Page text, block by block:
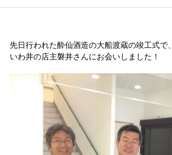
先日行われた酔仙酒造の大船渡蔵の竣工式で、
いわ井の店主磐井さんにお会いしました！